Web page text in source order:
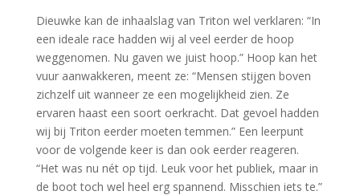
Dieuwke kan de inhaalslag van Triton wel verklaren: “In
een ideale race hadden wij al veel eerder de hoop
weggenomen. Nu gaven we juist hoop.” Hoop kan het
vuur aanwakkeren, meent ze: “Mensen stijgen boven
zichzelf uit wanneer ze een mogelijkheid zien. Ze
ervaren haast een soort oerkracht. Dat gevoel hadden
wij bij Triton eerder moeten temmen.” Een leerpunt
voor de volgende keer is dan ook eerder reageren.
“Het was nu nét op tijd. Leuk voor het publiek, maar in
de boot toch wel heel erg spannend. Misschien iets te.”